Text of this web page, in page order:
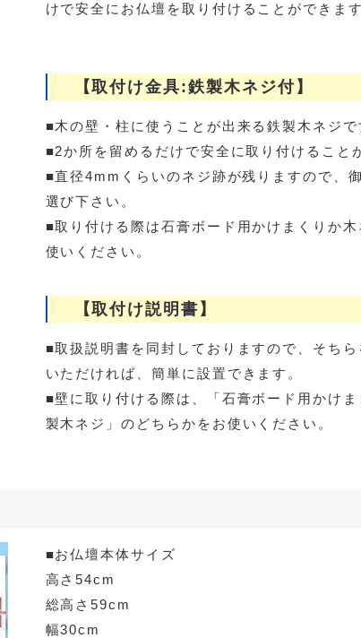
けで安全にお仏壇を取り付けることができます
【取付け金具:鉄製木ネジ付】
■木の壁・柱に使うことが出来る鉄製木ネジで
■2か所を留めるだけで安全に取り付けること
■直径4mmくらいのネジ跡が残りますので、
選び下さい。
■取り付ける際は石膏ボード用かけまくりか
使いください。
【取付け説明書】
■取扱説明書を同封しておりますので、そち
いただければ、簡単に設置できます。
■壁に取り付ける際は、「石膏ボード用かけ
製木ネジ」のどちらかをお使いください。
■お仏壇本体サイズ
高さ54cm
総高さ59cm
幅30cm